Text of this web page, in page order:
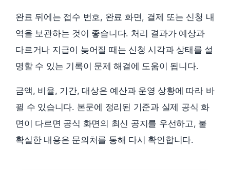
완료 뒤에는 접수 번호, 완료 화면, 결제 또는 신청 내
역을 보관하는 것이 좋습니다. 처리 결과가 예상과
다르거나 지급이 늦어질 때는 신청 시각과 상태를 설
명할 수 있는 기록이 문제 해결에 도움이 됩니다.
금액, 비율, 기간, 대상은 예산과 운영 상황에 따라 바
뀔 수 있습니다. 본문에 정리된 기준과 실제 공식 화
면이 다르면 공식 화면의 최신 공지를 우선하고, 불
확실한 내용은 문의처를 통해 다시 확인합니다.